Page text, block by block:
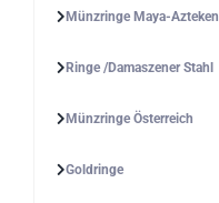
Münzringe Maya-Azteken
Ringe /Damaszener Stahl
Münzringe Österreich
Goldringe